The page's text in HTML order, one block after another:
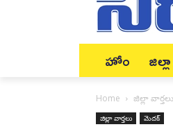
హోం
Home జిల్లా వార్త‌లు
జిల్లా వార్త‌లు మెద‌క్